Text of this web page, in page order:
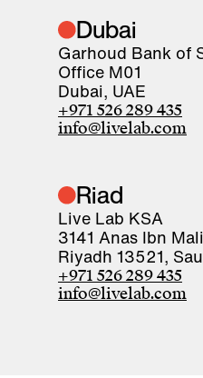
Dubai
Garhoud Bank of
Office M01
Dubai, UAE
+971 526 289 435
info@livelab.com
Riad
Live Lab KSA
3141 Anas Ibn
Riyadh 13521,
+971 526 289 435
info@livelab.com